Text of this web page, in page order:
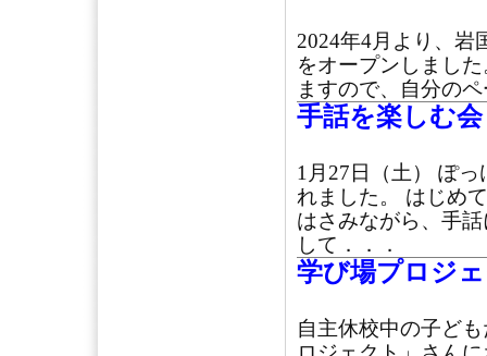
2024年4月より、岩
をオープンしまし
ますので、自分の
手話を楽しむ会
1月27日（土） ぽ
れました。 はじめ
はさみながら、手
して．．．
学び場プロジ
自主休校中の子ど